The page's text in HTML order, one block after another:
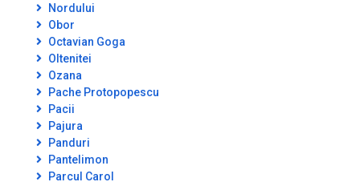
Nordului
Obor
Octavian Goga
Oltenitei
Ozana
Pache Protopopescu
Pacii
Pajura
Panduri
Pantelimon
Parcul Carol